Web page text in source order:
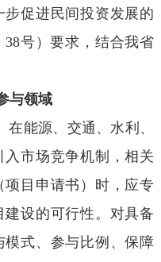
促进民间投资发展的
38号）要求，结合我省
与领域
能源、交通、水利、
市场竞争机制，相关
目申请书）时，应专
设的可行性。对具备
式、参与比例、保障